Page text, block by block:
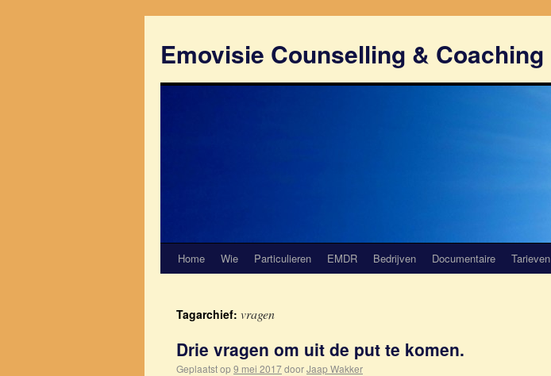
Emovisie Counselling & Coaching
Home Wie Particulieren EMDR Bedrijven Documentaire Tarieven
Tagarchief: vragen
Drie vragen om uit de put te komen.
Geplaatst op9 mei 2017doorJaap Wakker